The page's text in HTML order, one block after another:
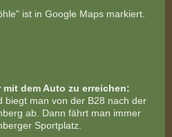
ist in Google Maps markiert.
dem Auto zu erreichen:
biegt man von der B28 nach der
ab. Dann fährt man immer
Sportplatz.